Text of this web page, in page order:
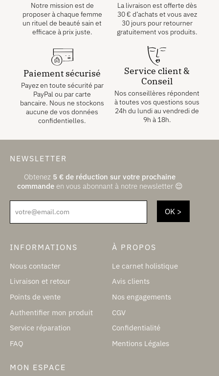
Notre mission est de
proposer à chaque femme
un rituel de beauté sain et
efficace à prix juste.
La livraison est offerte dès
30 € d’achats et vous avez
30 jours pour retourner
gratuitement vos produits.
Paiement sécurisé
Payez en toute sécurité par
PayPal ou par carte
bancaire. Nous ne stockons
aucune de vos données
confidentielles.
Service client &
Conseil
Nos conseillères répondent
à toutes vos questions sous
24h du lundi au vendredi de
9h à 18h.
NEWSLETTER
Obtenez 5 € de réduction sur votre prochaine
commandeen vous abonnant à notre newsletter 😌
votre@email.com
INFORMATIONS
Nous contacter
Livraison et retour
Points de vente
Authentifier mon produit
Service réparation
FAQ
À PROPOS
Le carnet holistique
Avis clients
Nos engagements
CGV
Confidentialité
Mentions Légales
MON ESPACE